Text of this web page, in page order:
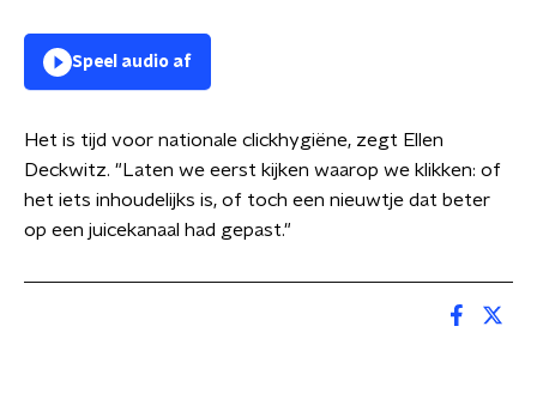
Speel audio af
Het is tijd voor nationale clickhygiëne, zegt Ellen
Deckwitz. "Laten we eerst kijken waarop we klikken: of
het iets inhoudelijks is, of toch een nieuwtje dat beter
op een juicekanaal had gepast."